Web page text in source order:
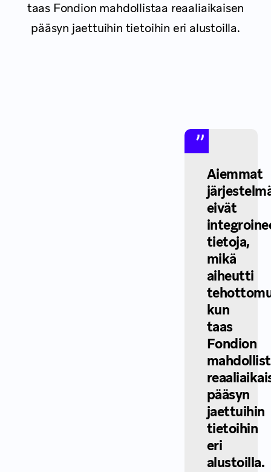
taas Fondion mahdollistaa reaaliaikaisen
pääsyn jaettuihin tietoihin eri alustoilla.‍
Aiemmat
eivät
tietoja,
mikä
aiheutti
kun
taas
Fondion
pääsyn
jaettuihin
tietoihin
eri
alustoilla.‍